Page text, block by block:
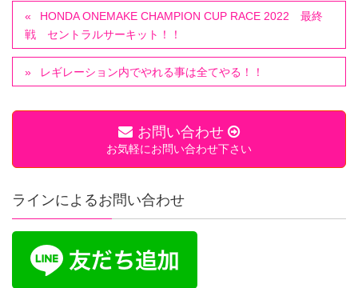
HONDA ONEMAKE CHAMPION CUP RACE 2022 最終
戦 セントラルサーキット！！
レギレーション内でやれる事は全てやる！！
お問い合わせ
お気軽にお問い合わせ下さい
ラインによるお問い合わせ